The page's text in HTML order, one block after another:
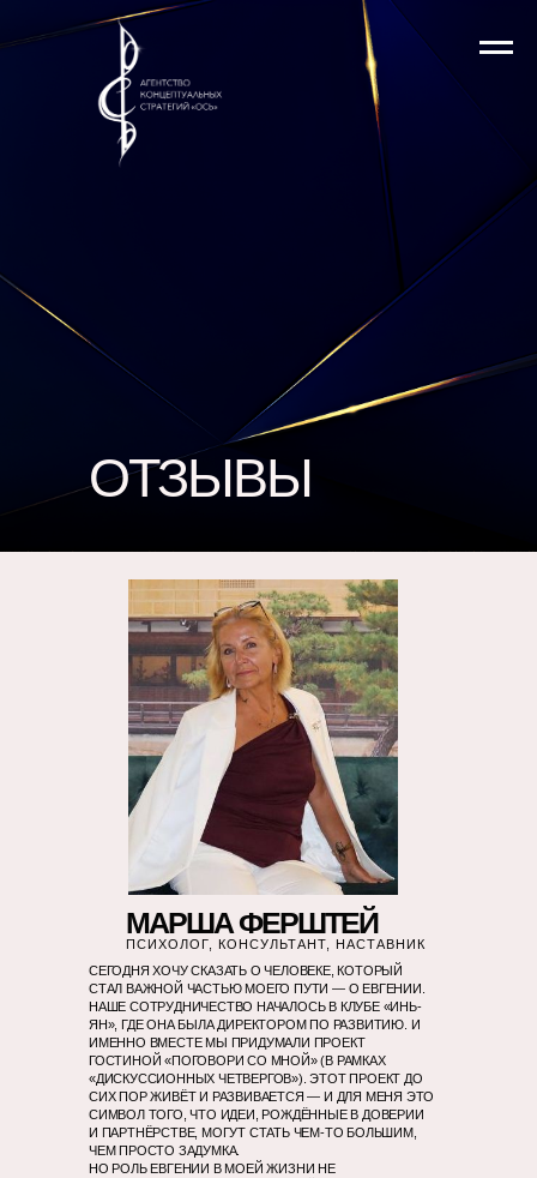
ОТЗЫВЫ
СЕГОДНЯ ХОЧУ СКАЗАТЬ О ЧЕЛОВЕКЕ, КОТОРЫЙ
СТАЛ ВАЖНОЙ ЧАСТЬЮ МОЕГО ПУТИ — О ЕВГЕНИИ.
НАШЕ СОТРУДНИЧЕСТВО НАЧАЛОСЬ В КЛУБЕ «ИНЬ-
ЯН», ГДЕ ОНА БЫЛА ДИРЕКТОРОМ ПО РАЗВИТИЮ. И
ИМЕННО ВМЕСТЕ МЫ ПРИДУМАЛИ ПРОЕКТ
ГОСТИНОЙ «ПОГОВОРИ СО МНОЙ» (В РАМКАХ
«ДИСКУССИОННЫХ ЧЕТВЕРГОВ»). ЭТОТ ПРОЕКТ ДО
СИХ ПОР ЖИВЁТ И РАЗВИВАЕТСЯ — И ДЛЯ МЕНЯ ЭТО
СИМВОЛ ТОГО, ЧТО ИДЕИ, РОЖДЁННЫЕ В ДОВЕРИИ
И ПАРТНЁРСТВЕ, МОГУТ СТАТЬ ЧЕМ-ТО БОЛЬШИМ,
ЧЕМ ПРОСТО ЗАДУМКА.
НО РОЛЬ ЕВГЕНИИ В МОЕЙ ЖИЗНИ НЕ
ПСИХОЛОГ, КОНСУЛЬТАНТ, НАСТАВНИК
МАРША ФЕРШТЕЙ